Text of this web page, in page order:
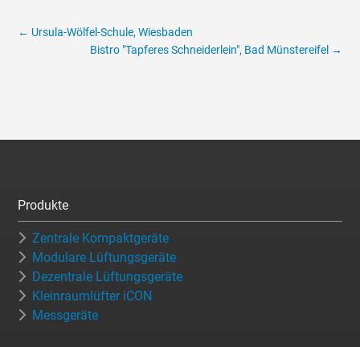
← Ursula-Wölfel-Schule, Wiesbaden
Bistro "Tapferes Schneiderlein", Bad Münstereifel →
Produkte
Zentrale Kompaktgeräte
Modulare Lüftungsgeräte
Dezentrale Lüftungsgeräte
Kleinraumlüfter iCON
Messgeräte